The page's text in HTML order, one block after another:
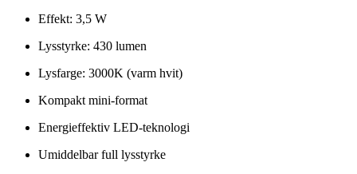
Effekt: 3,5 W
Lysstyrke: 430 lumen
Lysfarge: 3000K (varm hvit)
Kompakt mini-format
Energieffektiv LED-teknologi
Umiddelbar full lysstyrke